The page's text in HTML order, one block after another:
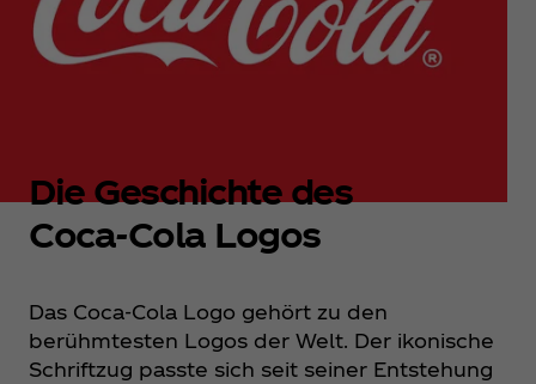
Die Geschichte des
Coca‑Cola Logos
Das Coca‑Cola Logo gehört zu den
berühmtesten Logos der Welt. Der ikonische
Schriftzug passte sich seit seiner Entstehung